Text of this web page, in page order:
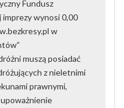
Fundusz
wynosi 0,00
w
muszą posiadać
z nieletnimi
prawnymi,